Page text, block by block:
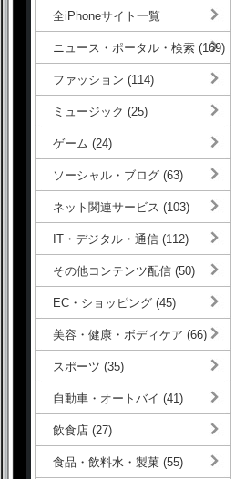
全iPhoneサイト一覧
ニュース・ポータル・検索 (169)
ファッション (114)
ミュージック (25)
ゲーム (24)
ソーシャル・ブログ (63)
ネット関連サービス (103)
IT・デジタル・通信 (112)
その他コンテンツ配信 (50)
EC・ショッピング (45)
美容・健康・ボディケア (66)
スポーツ (35)
自動車・オートバイ (41)
飲食店 (27)
食品・飲料水・製菓 (55)